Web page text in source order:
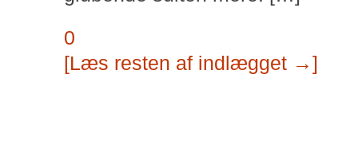
0
[Læs resten af indlægget →]